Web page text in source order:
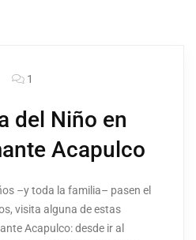
1
del Niño en
Acapulco
–y toda la familia– pasen el
visita alguna de estas
Acapulco: desde ir al